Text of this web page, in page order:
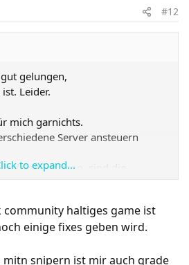
#12
gelungen,
Leider.
mich garnichts.
Server ansteuern
Spielen kann, sind die
aber die anderen ?
to expand...
community haltiges game ist
einige fixes geben wird.
mitn snipern ist mir auch grade